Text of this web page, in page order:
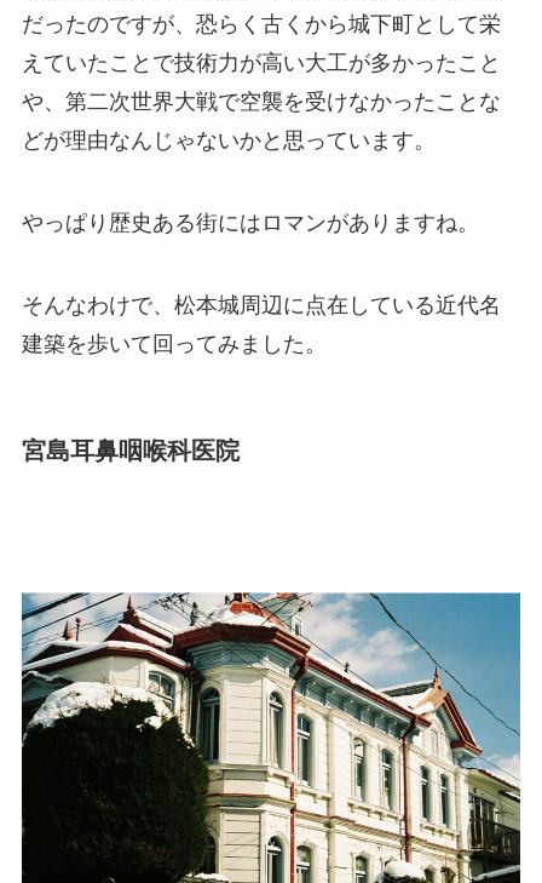
だったのですが、恐らく古くから城下町として栄
えていたことで技術力が高い大工が多かったこと
や、第二次世界大戦で空襲を受けなかったことな
どが理由なんじゃないかと思っています。
やっぱり歴史ある街にはロマンがありますね。
そんなわけで、松本城周辺に点在している近代名
建築を歩いて回ってみました。
宮島耳鼻咽喉科医院